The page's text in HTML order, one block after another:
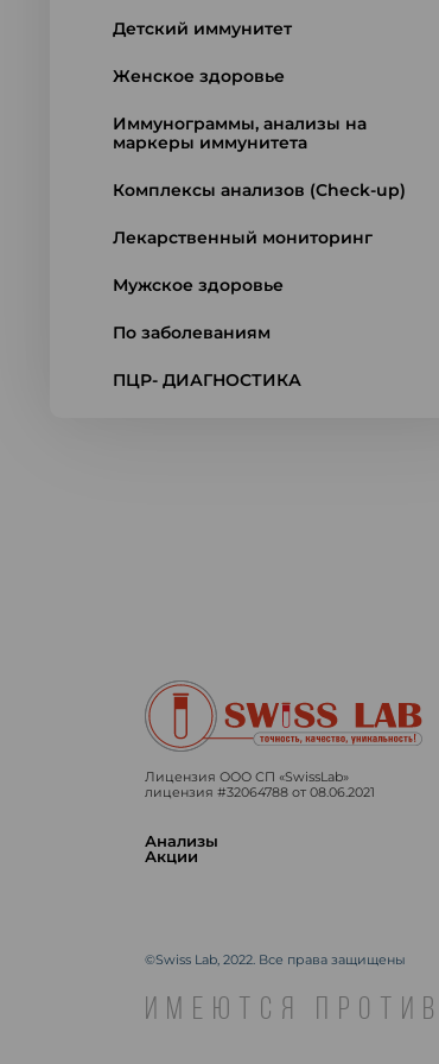
Детский иммунитет
Женское здоровье
Иммунограммы, анализы на
маркеры иммунитета
Комплексы анализов (Check-up)
Лекарственный мониторинг
Мужское здоровье
По заболеваниям
ПЦР- ДИАГНОСТИКА
Лицензия ООО СП «SwissLab»
лицензия #32064788 от 08.06.2021
Анализы
Акции
©Swiss Lab, 2022. Все права защищены
ИМЕЮТСЯ